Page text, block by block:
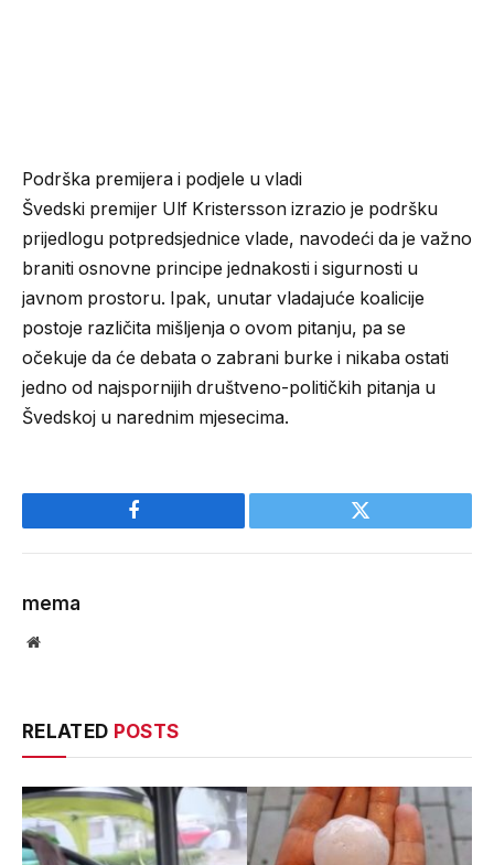
Podrška premijera i podjele u vladi
Švedski premijer Ulf Kristersson izrazio je podršku
prijedlogu potpredsjednice vlade, navodeći da je važno
braniti osnovne principe jednakosti i sigurnosti u
javnom prostoru. Ipak, unutar vladajuće koalicije
postoje različita mišljenja o ovom pitanju, pa se
očekuje da će debata o zabrani burke i nikaba ostati
jedno od najspornijih društveno-političkih pitanja u
Švedskoj u narednim mjesecima.
Facebook Twitter
mema
Website
RELATED POSTS